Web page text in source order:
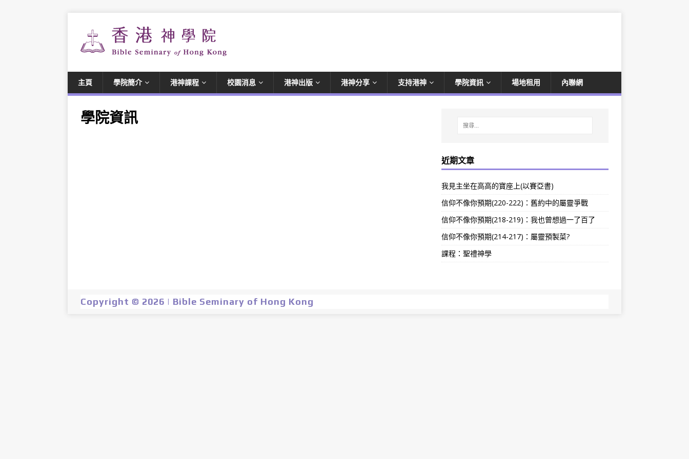
主頁 學院簡介 港神課程 校園消息 港神出版 港神分享 支持港神 學院資訊 場地租用 內聯網
學院資訊
近期文章
我見主坐在高高的寶座上(以賽亞書)
信仰不像你預期(220-222)：舊約中的屬靈爭戰
信仰不像你預期(218-219)：我也曾想過一了百了
信仰不像你預期(214-217)：屬靈預製菜?
課程：聖禮神學
Copyright © 2026 | Bible Seminary of Hong Kong